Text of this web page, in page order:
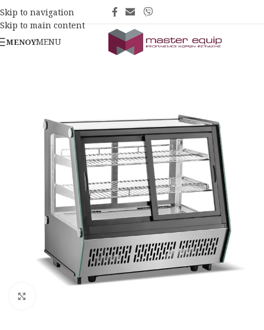
Skip to navigation
Skip to main content
ΜΕΝΟΎMENU